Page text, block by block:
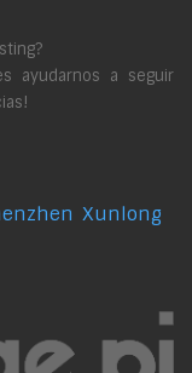
ayudarnos a seguir
Xunlong